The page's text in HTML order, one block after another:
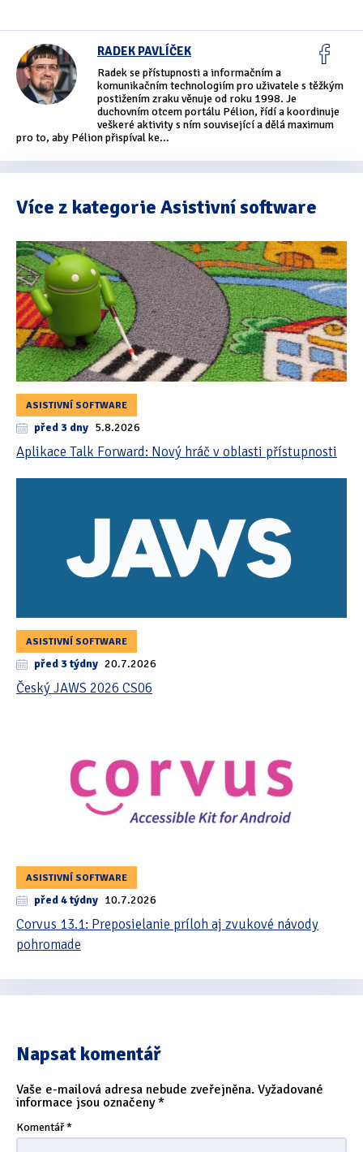
Hledání
Software
Asistivní software(428)
Běžný software(284)
Tipy & triky(17)
RADEK PAVLÍČEK
Radek se přístupnosti a informačním a
komunikačním technologiím pro uživatele s těžkým
postižením zraku věnuje od roku 1998. Je
duchovním otcem portálu Pélion, řídí a koordinuje
veškeré aktivity s ním související a dělá maximum
pro to, aby Pélion přispíval ke...
Více z kategorie Asistivní software
ASISTIVNÍ SOFTWARE
před 3 dny 5.8.2026
Aplikace Talk Forward: Nový hráč v oblasti přístupnosti
ASISTIVNÍ SOFTWARE
před 3 týdny 20.7.2026
Český JAWS 2026 CS06
ASISTIVNÍ SOFTWARE
před 4 týdny 10.7.2026
Corvus 13.1: Preposielanie príloh aj zvukové návody
pohromade
Napsat komentář
Vaše e-mailová adresa nebude zveřejněna. Vyžadované
informace jsou označeny*
Komentář*